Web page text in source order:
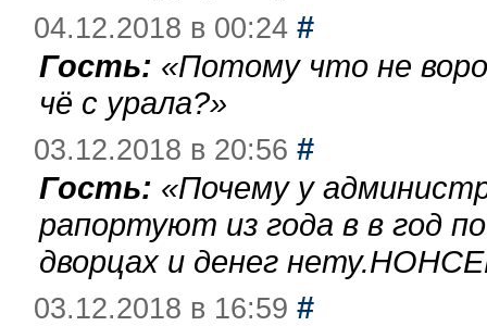
04.12.2018 в 00:24 #
Гость: «Потому что не
чё с урала?»
03.12.2018 в 20:56 #
Гость: «Почему у
рапортуют из года в в год
дворцах и денег
03.12.2018 в 16:59 #